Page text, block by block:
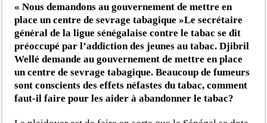
« Nous demandons au gouvernement de mettre en
place un centre de sevrage tabagique »Le secrétaire
général de la ligue sénégalaise contre le tabac se dit
préoccupé par l’addiction des jeunes au tabac. Djibril
Wellé demande au gouvernement de mettre en place
un centre de sevrage tabagique.Beaucoup de fumeurs
sont conscients des effets néfastes du tabac, comment
faut-il faire pour les aider à abandonner le tabac?